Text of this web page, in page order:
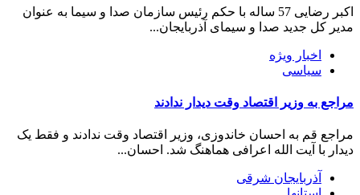
اکبر رضایی 57 ساله با حکم رئیس سازمان صدا و سیما به عنوان
مدیر کل جدید صدا و سیمای آذربایجان...
اخبار ویژه
سیاسی
مراجع به وزیر اقتصاد وقت دیدار ندادند
مراجع قم به احسان خاندوزی، وزیر اقتصاد وقت ندادند و فقط یک
دیدار با آیت الله اعرافی هماهنگ شد. احسان...
آذربایجان شرقی